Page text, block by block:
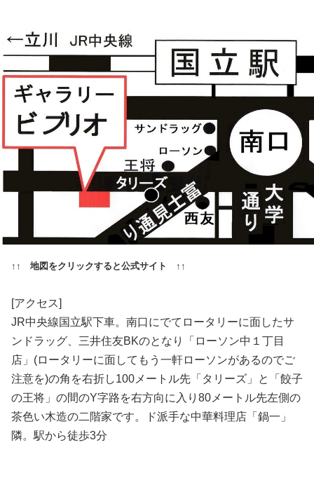
↑↑ 地図をクリックすると公式サイト ↑↑
[アクセス]
JR中央線国立駅下車。南口にでてロータリーに面したサ
ンドラッグ、三井住友BKのとなり「ローソン中１丁目
店」(ロータリーに面してもう一軒ローソンがあるのでご
注意を)の角を右折し100メートル先「タリーズ」と「餃子
の王将」の間のY字路を右方向に入り80メートル先左側の
茶色い木造の二階家です。ド派手な中華料理店「鍋一」
隣。駅から徒歩3分